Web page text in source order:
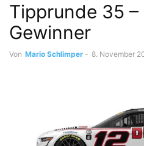
Tipprunde 35
Gewinner
Von Mario Schlimper - 8. November